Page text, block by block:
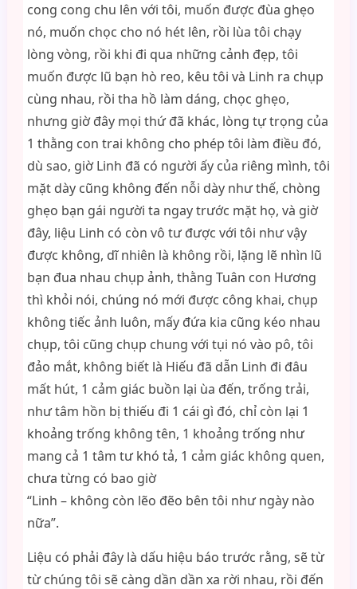
cong cong chu lên với tôi, muốn được đùa ghẹo
nó, muốn chọc cho nó hét lên, rồi lùa tôi chạy
lòng vòng, rồi khi đi qua những cảnh đẹp, tôi
muốn được lũ bạn hò reo, kêu tôi và Linh ra chụp
cùng nhau, rồi tha hồ làm dáng, chọc ghẹo,
nhưng giờ đây mọi thứ đã khác, lòng tự trọng của
1 thằng con trai không cho phép tôi làm điều đó,
dù sao, giờ Linh đã có người ấy của riêng mình, tôi
mặt dày cũng không đến nỗi dày như thế, chòng
ghẹo bạn gái người ta ngay trước mặt họ, và giờ
đây, liệu Linh có còn vô tư được với tôi như vậy
được không, dĩ nhiên là không rồi, lặng lẽ nhìn lũ
bạn đua nhau chụp ảnh, thằng Tuân con Hương
thì khỏi nói, chúng nó mới được công khai, chụp
không tiếc ảnh luôn, mấy đứa kia cũng kéo nhau
chụp, tôi cũng chụp chung với tụi nó vào pô, tôi
đảo mắt, không biết là Hiếu đã dẫn Linh đi đâu
mất hút, 1 cảm giác buồn lại ùa đến, trống trải,
như tâm hồn bị thiếu đi 1 cái gì đó, chỉ còn lại 1
khoảng trống không tên, 1 khoảng trống như
mang cả 1 tâm tư khó tả, 1 cảm giác không quen,
chưa từng có bao giờ
“Linh – không còn lẽo đẽo bên tôi như ngày nào
nữa”.
Liệu có phải đây là dấu hiệu báo trước rằng, sẽ từ
từ chúng tôi sẽ càng dần dần xa rời nhau, rồi đến